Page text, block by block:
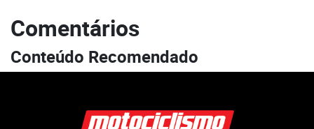
Comentários
Conteúdo Recomendado